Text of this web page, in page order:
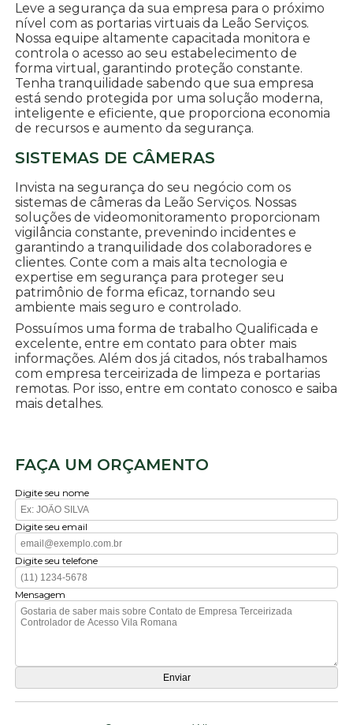
Leve a segurança da sua empresa para o próximo
nível com as portarias virtuais da Leão Serviços.
Nossa equipe altamente capacitada monitora e
controla o acesso ao seu estabelecimento de
forma virtual, garantindo proteção constante.
Tenha tranquilidade sabendo que sua empresa
está sendo protegida por uma solução moderna,
inteligente e eficiente, que proporciona economia
de recursos e aumento da segurança.
SISTEMAS DE CÂMERAS
Invista na segurança do seu negócio com os
sistemas de câmeras da Leão Serviços. Nossas
soluções de videomonitoramento proporcionam
vigilância constante, prevenindo incidentes e
garantindo a tranquilidade dos colaboradores e
clientes. Conte com a mais alta tecnologia e
expertise em segurança para proteger seu
patrimônio de forma eficaz, tornando seu
ambiente mais seguro e controlado.
Possuímos uma forma de trabalho Qualificada e
excelente, entre em contato para obter mais
informações. Além dos já citados, nós trabalhamos
com empresa terceirizada de limpeza e portarias
remotas. Por isso, entre em contato conosco e saiba
mais detalhes.
FAÇA UM ORÇAMENTO
Digite seu nome
Digite seu email
Digite seu telefone
Mensagem